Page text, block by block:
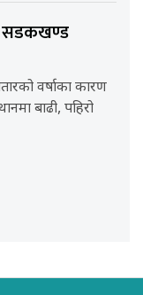
सडकखण्ड
वर्षाका कारण
बाढी, पहिरो